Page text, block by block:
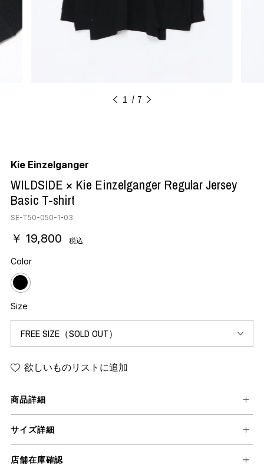
1 7
Kie Einzelganger
WILDSIDE × Kie Einzelganger Regular Jersey
Basic T-shirt
SE-T50-050-1-03
￥ 19,800 税込
Color
Size
欲しいものリストに追加
商品詳細
サイズ詳細
店舗在庫確認